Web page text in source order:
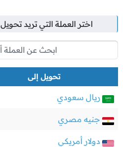
اختر العملة التي تريد تحويل
تحويل إلى
ريال سعودي
جنيه مصري
دولار أمريكي